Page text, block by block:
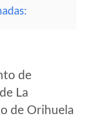
de
La
de Orihuela